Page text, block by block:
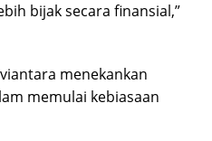
bijak secara finansial,”
menekankan
memulai kebiasaan